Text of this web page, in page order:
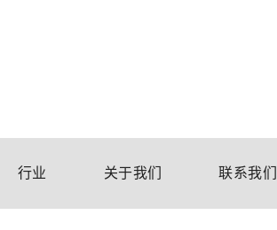
行业 关于我们 联系我们